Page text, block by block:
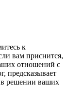
к
вам приснится,
отношений с
предсказывает
в решении ваших